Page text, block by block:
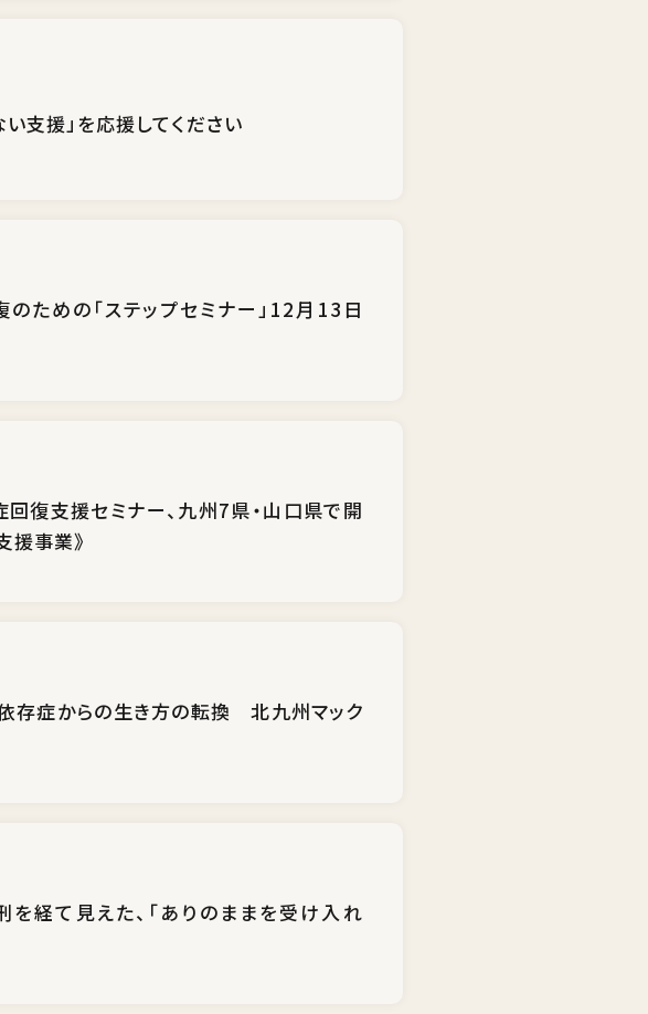
い支援」を応援してください
ための「ステップセミナー」12月13日
復支援セミナー、九州7県・山口県で開
援事業》
依存症からの生き方の転換 北九州マック
を経て見えた、「ありのままを受け入れ